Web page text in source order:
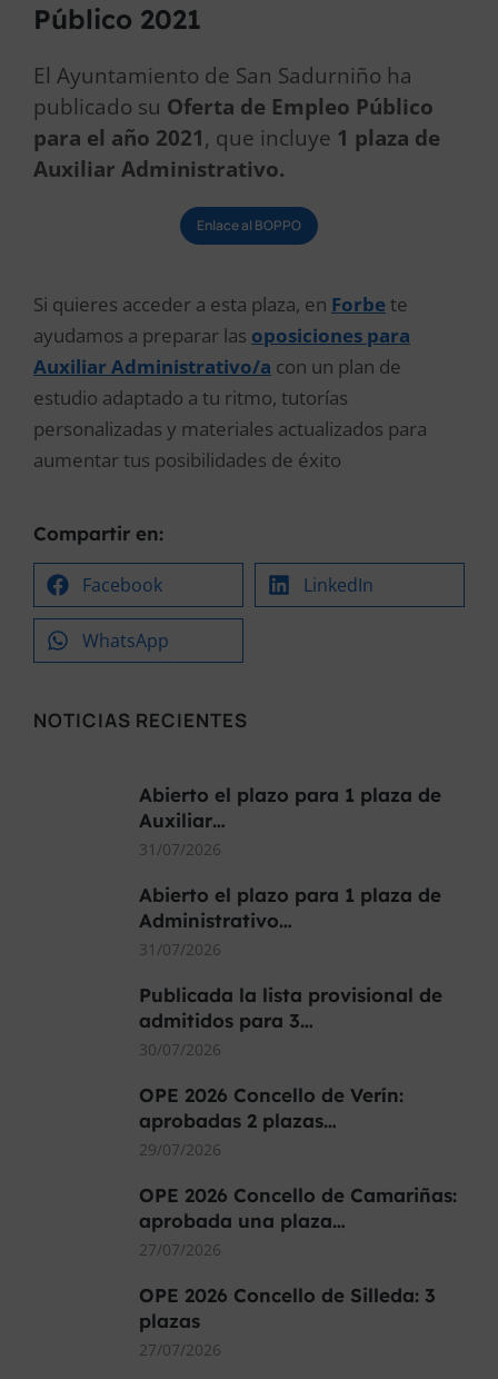
Público 2021
El Ayuntamiento de San Sadurniño ha
publicado su Oferta de Empleo Público
para el año 2021, que incluye 1 plaza de
Auxiliar Administrativo.
Enlace al BOPPO
Si quieres acceder a esta plaza, en Forbe te
ayudamos a preparar las oposiciones para
Auxiliar Administrativo/a con un plan de
estudio adaptado a tu ritmo, tutorías
personalizadas y materiales actualizados para
aumentar tus posibilidades de éxito
Compartir en:
Facebook LinkedIn
WhatsApp
NOTICIAS RECIENTES
Abierto el plazo para 1 plaza de
Auxiliar…
31/07/2026
Abierto el plazo para 1 plaza de
Administrativo…
31/07/2026
Publicada la lista provisional de
admitidos para 3…
30/07/2026
OPE 2026 Concello de Verín:
aprobadas 2 plazas…
29/07/2026
OPE 2026 Concello de Camariñas:
aprobada una plaza…
27/07/2026
OPE 2026 Concello de Silleda: 3
plazas
27/07/2026